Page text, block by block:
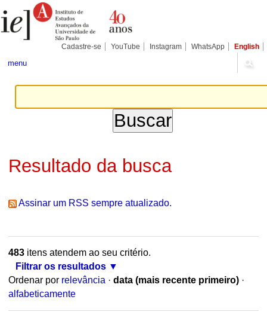
para
conteúdo.
Pessoais
Cadastre-se YouTube Instagram WhatsApp English
menu
Resultado da busca
Assinar um RSS sempre atualizado.
483itens atendem ao seu critério.
Filtrar os resultados
Ordenar por relevância · data (mais recente primeiro) ·
alfabeticamente